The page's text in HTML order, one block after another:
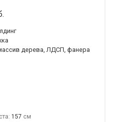
дерева, ЛДСП, фанера
157